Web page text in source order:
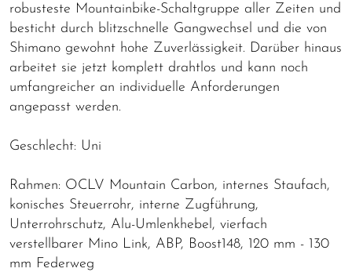
robusteste Mountainbike-Schaltgruppe aller Zeiten und
besticht durch blitzschnelle Gangwechsel und die von
Shimano gewohnt hohe Zuverlässigkeit. Darüber hinaus
arbeitet sie jetzt komplett drahtlos und kann noch
umfangreicher an individuelle Anforderungen
angepasst werden.
Geschlecht: Uni
Rahmen: OCLV Mountain Carbon, internes Staufach,
konisches Steuerrohr, interne Zugführung,
Unterrohrschutz, Alu-Umlenkhebel, vierfach
verstellbarer Mino Link, ABP, Boost148, 120 mm - 130
mm Federweg